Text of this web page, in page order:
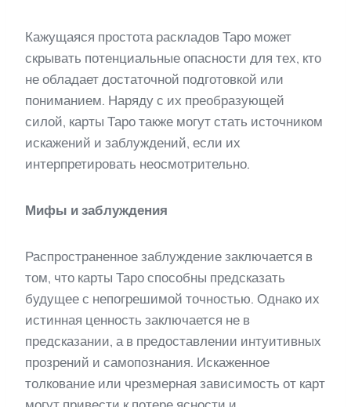
Кажущаяся простота раскладов Таро может
скрывать потенциальные опасности для тех, кто
не обладает достаточной подготовкой или
пониманием. Наряду с их преобразующей
силой, карты Таро также могут стать источником
искажений и заблуждений, если их
интерпретировать неосмотрительно.
Мифы и заблуждения
Распространенное заблуждение заключается в
том, что карты Таро способны предсказать
будущее с непогрешимой точностью. Однако их
истинная ценность заключается не в
предсказании, а в предоставлении интуитивных
прозрений и самопознания. Искаженное
толкование или чрезмерная зависимость от карт